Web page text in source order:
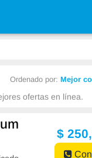
Ordenado por:Mejor
ofertas en línea.
$